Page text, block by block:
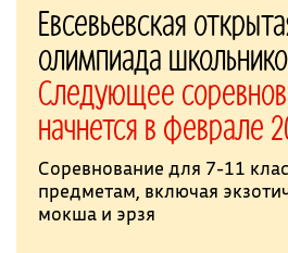
Евсевьевская
олимпиада
Следующее
начнется в феврале
Соревнование для 7-11
предметам, включая
мокша и эрзя